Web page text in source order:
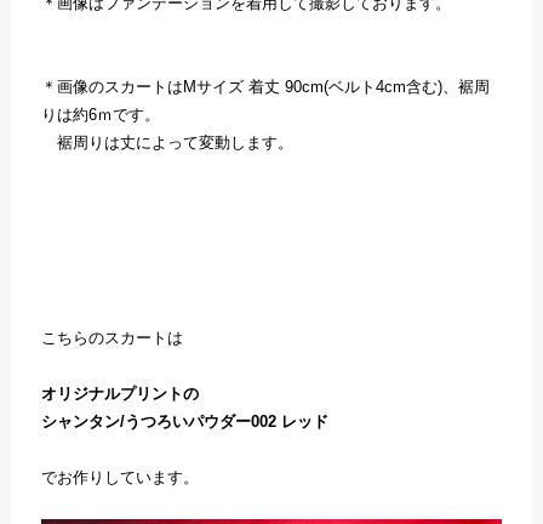
＊画像のスカートはMサイズ 着丈 90cm(ベルト4cm含む)、裾周
りは約6ｍです。
裾周りは丈によって変動します。
こちらのスカートは
オリジナルプリントの
シャンタン/うつろいパウダー002 レッド
でお作りしています。